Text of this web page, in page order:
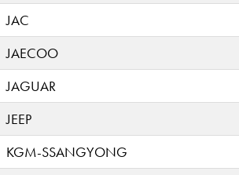
JAC
JAECOO
JAGUAR
JEEP
KGM-SSANGYONG